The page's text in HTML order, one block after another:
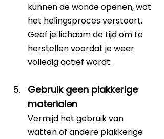
kunnen de wonde openen, wat
het helingsproces verstoort.
Geef je lichaam de tijd om te
herstellen voordat je weer
volledig actief wordt.
Gebruik geen plakkerige
materialen
Vermijd het gebruik van
watten of andere plakkerige